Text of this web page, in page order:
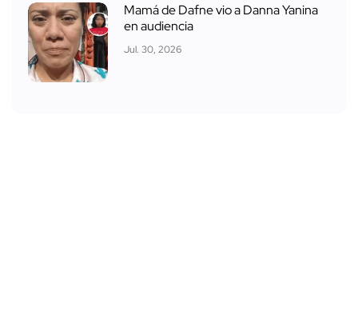
Mamá de Dafne vio a Danna Yanina
en audiencia
Jul. 30, 2026